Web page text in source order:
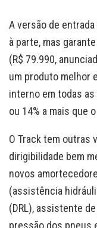
A versão de
à parte, mas
(R$ 79.990,
um produto melhor
interno em todas
ou 14% a mais que
O Track tem outras
dirigibilidade bem
novos
(assistência
(DRL), assistente